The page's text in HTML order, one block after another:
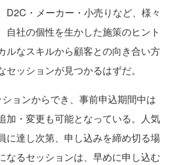
D2C・メーカー・小売りなど、様々
自社の個性を生かした施策のヒント
ルなスキルから顧客との向き合い方
セッションが見つかるはずだ。
ョンからでき、事前申込期間中は
加・変更も可能となっている。人気
に達し次第、申し込みを締め切る場
なるセッションは、早めに申し込む